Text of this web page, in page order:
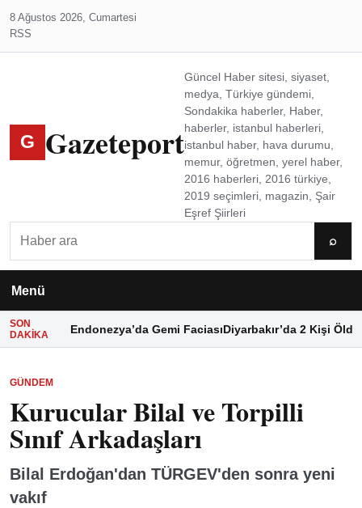
8 Ağustos 2026, Cumartesi
RSS
G Gazeteport
Güncel Haber sitesi, siyaset,
medya, Türkiye gündemi,
Sondakika haberler, Haber,
haberler, istanbul haberleri,
istanbul haber, hava durumu,
memur, öğretmen, yerel haber,
2016 haberleri, 2016 türkiye,
2019 seçimleri, magazin, Şair
Eşref Şiirleri
⌕
Menü
SON
DAKIKA
Endonezya’da Gemi FaciasıDiyarbakır’da 2 Kişi Öldü
GÜNDEM
Kurucular Bilal ve Torpilli
Sınıf Arkadaşları
Bilal Erdoğan'dan TÜRGEV'den sonra yeni
vakıf